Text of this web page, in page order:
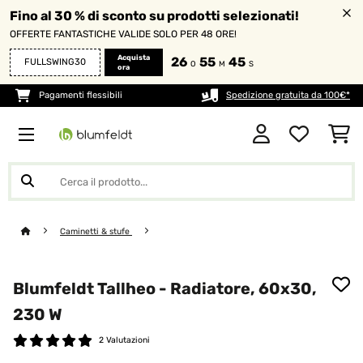
Fino al 30 % di sconto su prodotti selezionati!
OFFERTE FANTASTICHE VALIDE SOLO PER 48 ORE!
FULLSWING30
Acquista
ora
26 O 55 M 43 S
Pagamenti flessibili Spedizione gratuita da 100€*
Caminetti & stufe
Blumfeldt Tallheo - Radiatore, 60x30,
230 W
2 Valutazioni